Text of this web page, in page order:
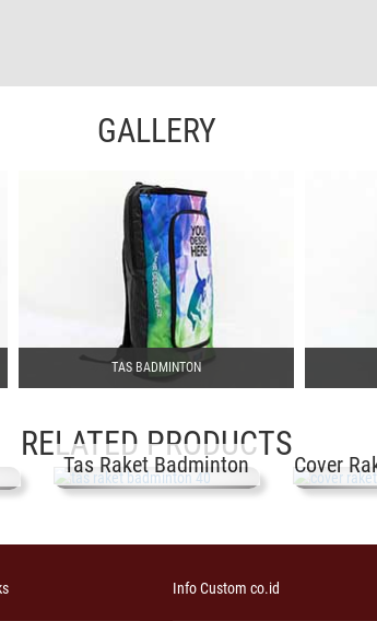
GALLERY
TAS BADMINTON
RELATED PRODUCTS
Tas Raket Badminton Cover
Info Custom co.id